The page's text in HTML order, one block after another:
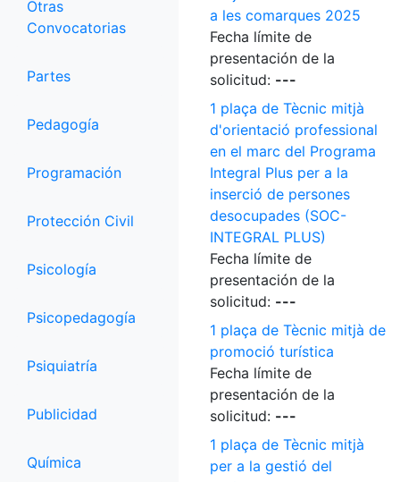
Otras
Convocatorias
Partes
Pedagogía
Programación
Protección Civil
Psicología
Psicopedagogía
Psiquiatría
Publicidad
Química
a les comarques 2025
Fecha límite de
presentación de la
solicitud: ---
1 plaça de Tècnic mitjà
d'orientació professional
en el marc del Programa
Integral Plus per a la
inserció de persones
desocupades (SOC-
INTEGRAL PLUS)
Fecha límite de
presentación de la
solicitud: ---
1 plaça de Tècnic mitjà de
promoció turística
Fecha límite de
presentación de la
solicitud: ---
1 plaça de Tècnic mitjà
per a la gestió del